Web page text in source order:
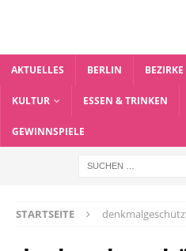
AKTUELLES BERLIN BEZIRKE
KULTUR ESSEN & TRINKEN
GEWINNSPIELE
STARTSEITE